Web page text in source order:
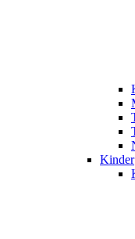
Kinder